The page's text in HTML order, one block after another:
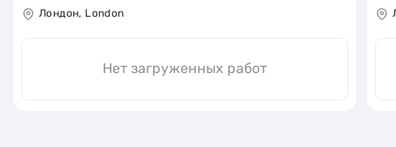
Лондон, London
Нет загруженных работ